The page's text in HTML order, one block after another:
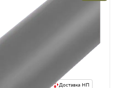
110х3000 мм
Доставка НП